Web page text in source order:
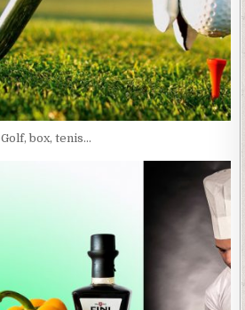
Golf, box, tenis…